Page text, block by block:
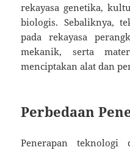
rekayasa genetika,
biologis. Sebaliknya,
pada rekayasa
mekanik, serta
menciptakan alat dan
Perbedaan
Penerapan teknologi